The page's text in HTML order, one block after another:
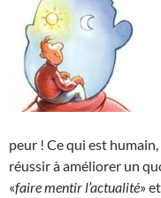
peur ! Ce qui est
réussir à améliorer un
«faire mentir l’actualité»